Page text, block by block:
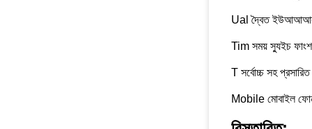
Ual দ্বৈত
Tim সময় স্যুইচ
T সর্বোচ্চ সহ
Mobile মোবাইল ফোন